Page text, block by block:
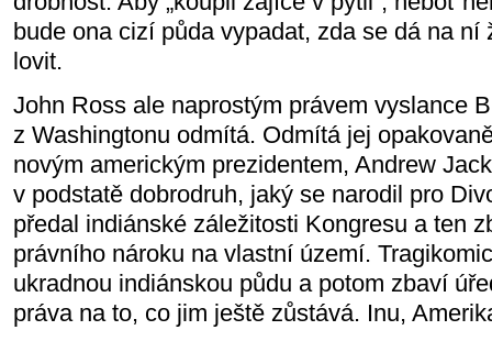
bude ona cizí půda vypadat, zda se dá na ní
lovit.
John Ross ale naprostým právem vyslance
z Washingtonu odmítá. Odmítá jej
novým americkým prezidentem, Andrew
v podstatě dobrodruh, jaký se narodil pro
předal indiánské záležitosti Kongresu a ten
právního nároku na vlastní území.
ukradnou indiánskou půdu a potom zbaví
práva na to, co jim ještě zůstává. Inu,